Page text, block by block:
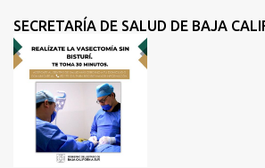
t
r
o
SECRETARÍA DE SALUD DE BAJA